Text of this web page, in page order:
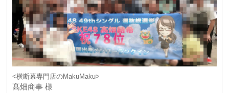
<横断幕専門店のMakuMaku>
髙畑商事 様